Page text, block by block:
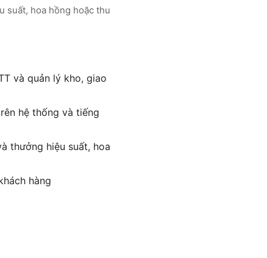
suất, hoa hồng hoặc thu
và quản lý kho, giao
hệ thống và tiếng
thưởng hiệu suất, hoa
hàng